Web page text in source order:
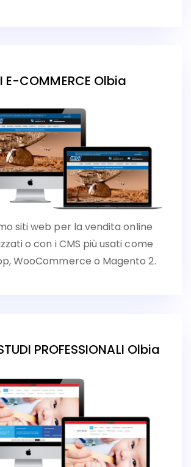
E-COMMERCE Olbia
siti web per la vendita online
o con i CMS più usati come
WooCommerce o Magento 2.
PROFESSIONALI Olbia